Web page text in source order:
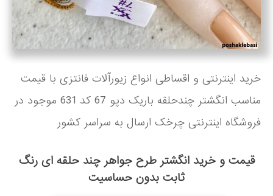
خرید اینترنتی و اقساطی انواع زیورآلات فانتزی با قیمت
مناسب انگشتر چندحلقه باریک دپو 67 کد 631 موجود در
فروشگاه اینترنتی چرخک ارسال به سراسر کشور
قیمت و خرید انگشتر طرح جواهر چند حلقه ای رنگ
ثابت بدون حساسیت